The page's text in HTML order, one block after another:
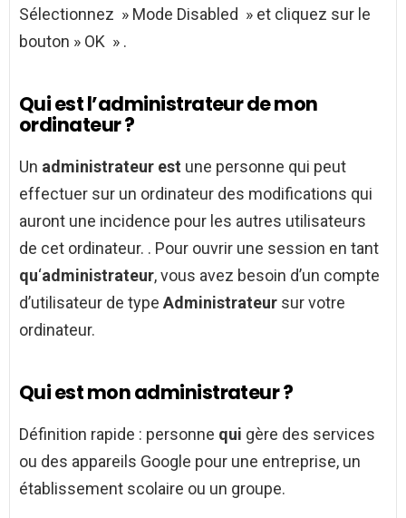
Sélectionnez » Mode Disabled » et cliquez sur le
bouton » OK » .
Qui est l’administrateur de mon
ordinateur ?
Un administrateur est une personne qui peut
effectuer sur un ordinateur des modifications qui
auront une incidence pour les autres utilisateurs
de cet ordinateur. . Pour ouvrir une session en tant
qu‘administrateur, vous avez besoin d’un compte
d’utilisateur de type Administrateur sur votre
ordinateur.
Qui est mon administrateur ?
Définition rapide : personne qui gère des services
ou des appareils Google pour une entreprise, un
établissement scolaire ou un groupe.